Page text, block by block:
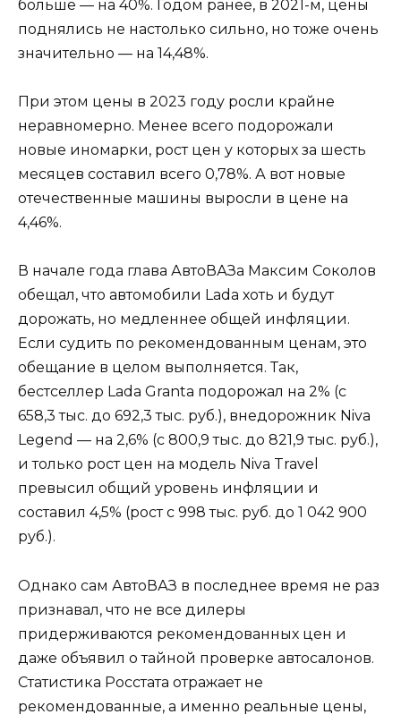
больше — на 40%. Годом ранее, в 2021-м, цены
поднялись не настолько сильно, но тоже очень
значительно — на 14,48%.
При этом цены в 2023 году росли крайне
неравномерно. Менее всего подорожали
новые иномарки, рост цен у которых за шесть
месяцев составил всего 0,78%. А вот новые
отечественные машины выросли в цене на
4,46%.
В начале года глава АвтоВАЗа Максим Соколов
обещал, что автомобили Lada хоть и будут
дорожать, но медленнее общей инфляции.
Если судить по рекомендованным ценам, это
обещание в целом выполняется. Так,
бестселлер Lada Granta подорожал на 2% (с
658,3 тыс. до 692,3 тыс. руб.), внедорожник Niva
Legend — на 2,6% (с 800,9 тыс. до 821,9 тыс. руб.),
и только рост цен на модель Niva Travel
превысил общий уровень инфляции и
составил 4,5% (рост с 998 тыс. руб. до 1 042 900
руб.).
Однако сам АвтоВАЗ в последнее время не раз
признавал, что не все дилеры
придерживаются рекомендованных цен и
даже объявил о тайной проверке автосалонов.
Статистика Росстата отражает не
рекомендованные, а именно реальные цены,